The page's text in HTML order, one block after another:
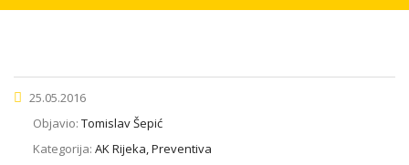
25.05.2016
Objavio: Tomislav Šepić
Kategorija: AK Rijeka, Preventiva